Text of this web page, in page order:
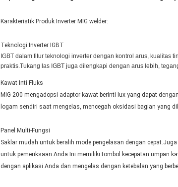
Karakteristik Produk Inverter MIG welder:
Teknologi Inverter IGBT
IGBT dalam fitur teknologi inverter dengan kontrol arus, kualitas
praktis.Tukang las IGBT juga dilengkapi dengan arus lebih,
Kawat Inti Fluks
MIG-200 mengadopsi adaptor kawat berinti lux yang dapat
logam sendiri saat mengelas, mencegah oksidasi bagian yang
Panel Multi-Fungsi
Saklar mudah untuk beralih mode pengelasan dengan
untuk pemeriksaan Anda.Ini memiliki tombol kecepatan umpan
dengan aplikasi Anda dan mengelas dengan ketebalan yang